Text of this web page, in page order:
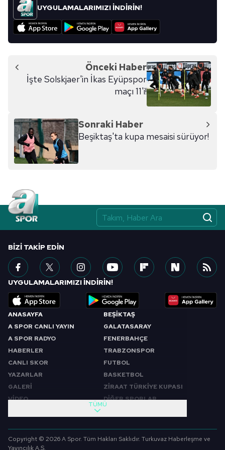
kullanılmaktadır. Bu çerezler vasıtasıyla çeşitli kişisel
verileriniz işlenmekte olup gerekli olan çerezler bilgi
toplumu hizmetlerinin sunulması amacıyla
reklam/pazarlama faaliyetlerinin yapılması, amaçlarıyla
sınırlı olarak açık rızanız dahilinde kullanılacaktır.
Çerezlere ilişkin tercihlerinizi aşağıda yer alan panel
için Ayarlar butonuna tıklayabilir,Çerez Bilgilendirme
Metnimiziziyaret edebilirsiniz.
6698 sayılı Kişisel Verilerin Korunması Kanunu uyarınca
almak için lütfen
UYGULAMALARIMIZI İNDİRİN!
Önceki Haber
İşte Solskjaer'in İkas Eyüpspor
maçı 11'i!
Sonraki Haber
Beşiktaş'ta kupa mesaisi sürüyor!
ANASAYFA
A SPOR CANLI YAYIN
A SPOR RADYO
HABERLER
CANLI SKOR
YAZARLAR
GALERİ
VİDEO
BEŞİKTAŞ
GALATASARAY
FENERBAHÇE
TRABZONSPOR
FUTBOL
BASKETBOL
ZİRAAT TÜRKİYE KUPASI
DİĞER SPORLAR
SABAH SPORU
SPOR GÜNDEMİ
FUTBOL
TÜMÜ
BIZI TAKIP EDIN
UYGULAMALARIMIZI İNDİRİN!
Copyright © 2026 A Spor. Tüm Hakları Saklıdır. Turkuvaz Haberleşme ve
Yayıncılık A.Ş.